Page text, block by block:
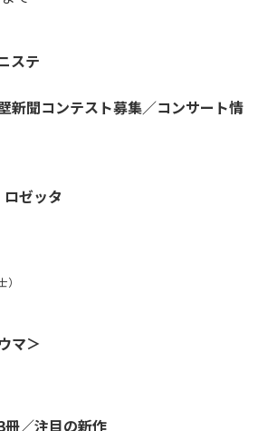
ステ
新聞コンテスト募集／コンサート情
ロゼッタ
マ＞
／注目の新作